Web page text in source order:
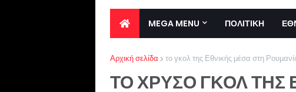
MEGA MENU ΠΟΛΙΤΙΚΗ
Αρχική σελίδα το γκολ της Εθνικής μέσα στη
ΤΟ ΧΡΥΣΟ ΓΚΟΛ ΤΗΣ